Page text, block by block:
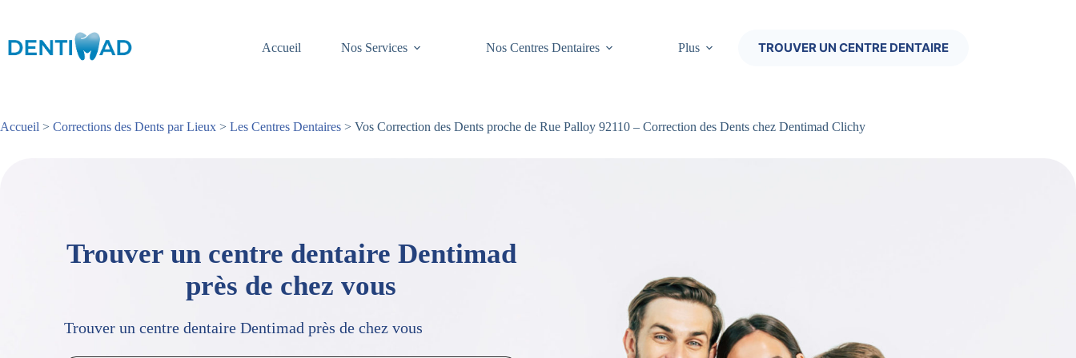
Accueil
Nos Services Nos Centres Dentaires Plus TROUVER UN CENTRE DENTAIRE
Accueil > Corrections des Dents par Lieux > Les Centres Dentaires > Vos Correction des Dents proche de Rue Palloy 92110 – Correction des Dents chez Dentimad Clichy
Trouver un centre dentaire Dentimad
près de chez vous
Trouver un centre dentaire Dentimad près de chez vous